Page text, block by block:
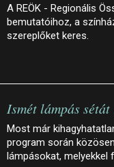
A REÖK - Regionális
bemutatóihoz, a
szereplőket keres.
Ismét lámpás sétát
Most már
program során
lámpásokat, melyekkel